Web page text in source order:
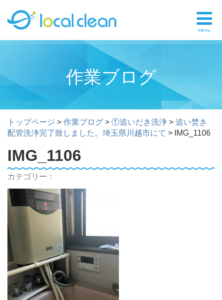
menu
作業ブログ
トップページ > 作業ブログ > ①追いだき洗浄 > 追い焚き
配管洗浄完了致しました。埼玉県川越市にて > IMG_1106
IMG_1106
カテゴリー：